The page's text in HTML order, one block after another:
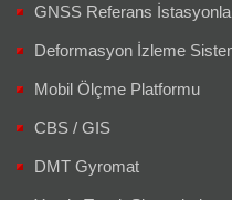
GNSS Referans
Deformasyon İzleme
Mobil Ölçme Platformu
CBS / GIS
DMT Gyromat